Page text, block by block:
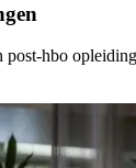
post-hbo